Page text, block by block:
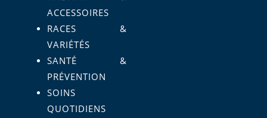
ACCESSOIRES
RACES &
VARIÉTÉS
SANTÉ &
PRÉVENTION
SOINS
QUOTIDIENS